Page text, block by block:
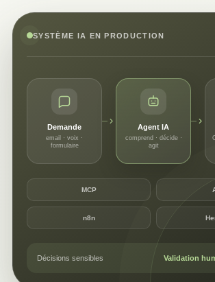
SYSTÈME IA EN PRODUCTION
Demande
email · voix ·
formulaire
Agent IA
comprend · décide ·
agit
MCP
n8n
Décisions sensibles Validation